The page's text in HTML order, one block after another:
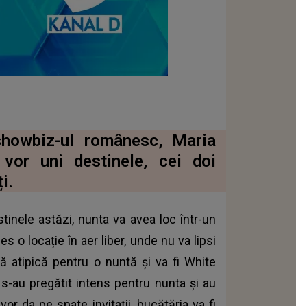
ul românesc, Maria
uni destinele, cei doi
astăzi, nunta va avea loc într-un
o locație în aer liber, unde nu va lipsi
atipică pentru o nuntă și va fi White
au pregătit intens pentru nunta și au